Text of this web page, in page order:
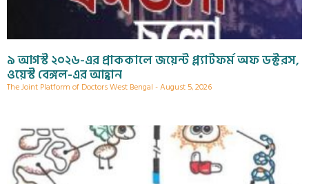
৯ আগস্ট ২০২৬-এর প্রাককালে জয়েন্ট প্ল্যাটফর্ম অফ ডক্টরস,
ওয়েস্ট বেঙ্গল-এর আহ্বান
The Joint Platform of Doctors West Bengal August 5, 2026